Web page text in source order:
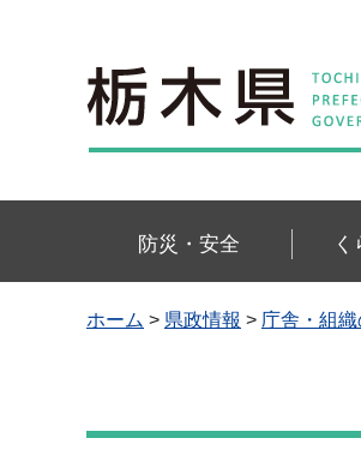
栃木県
防災・安全
ホーム > 県政情報 > 庁舎・組